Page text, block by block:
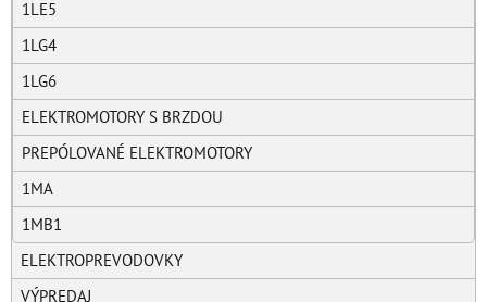
1LE5
1LG4
1LG6
ELEKTROMOTORY S BRZDOU
PREPÓLOVANÉ ELEKTROMOTORY
1MA
1MB1
ELEKTROPREVODOVKY
VÝPREDAJ